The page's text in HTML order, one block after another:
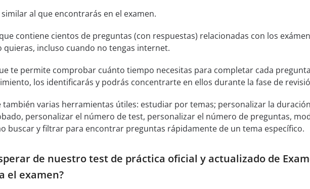
al que encontrarás en el examen.
contiene cientos de preguntas (con respuestas) relacionadas con los
quieras, incluso cuando no tengas internet.
te permite comprobar cuánto tiempo necesitas para completar cada
los identificarás y podrás concentrarte en ellos durante la fase de
también varias herramientas útiles: estudiar por temas; personalizar la
personalizar el número de test, personalizar el número de preguntas,
buscar y filtrar para encontrar preguntas rápidamente de un tema específico.
de nuestro test de práctica oficial y actualizado de
el examen?